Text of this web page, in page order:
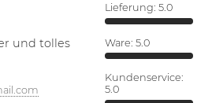
und tolles
Lieferung: 5.0
Ware: 5.0
Kundenservice:
5.0